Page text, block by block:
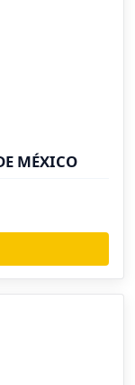
MÉXICO